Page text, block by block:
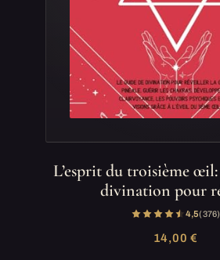
L’esprit du troisième
divination pour
4,5(376)
14,00 €